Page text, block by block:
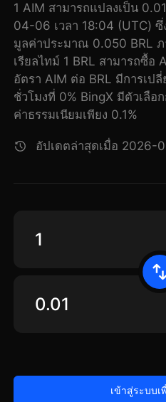
1 AIM สามารถแปลงเป็น
04-06 เวลา 18:04 (UTC)
มูลค่าประมาณ 0.050 BRL
เรียลไทม์ 1 BRL สามารถซื้
อัตรา AIM ต่อ BRL มีการเป
ชั่วโมงที่ 0% BingX มีตัวเลือ
ค่าธรรมเนียมเพียง 0.1%
อัปเดตล่าสุดเมื่อ 2026-
เข้าสู่ระบบเ